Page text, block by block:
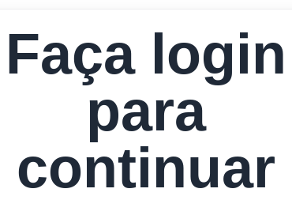
Faça login
para
continuar